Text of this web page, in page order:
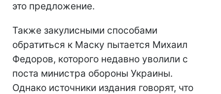
это предложение.
Также закулисными способами
обратиться к Маску пытается Михаил
Федоров, которого недавно уволили с
поста министра обороны Украины.
Однако источники издания говорят, что